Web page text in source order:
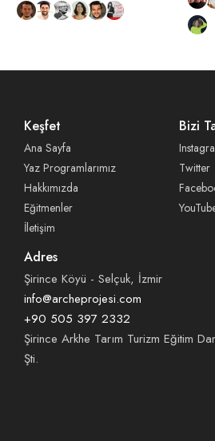
Keşfet
Ana Sayfa
Yaz Programlarımız
Hakkımızda
Eğitmenler
İletişim
Bizi
Twitter
Adres
Şirince Köyü - Selçuk, İzmir
info@archeprojesi.com
+90 505 397 2332
Şirince Arkhe Tarım Turizm Eğitim
Şti.